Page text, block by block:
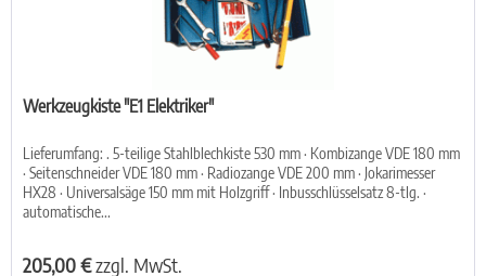
Werkzeugkiste "E1 Elektriker"
Lieferumfang: . 5-teilige Stahlblechkiste 530 mm · Kombizange VDE 180 mm
· Seitenschneider VDE 180 mm · Radiozange VDE 200 mm · Jokarimesser
HX28 · Universalsäge 150 mm mit Holzgriff · Inbusschlüsselsatz 8-tlg. ·
automatische...
205,00 €zzgl. MwSt.